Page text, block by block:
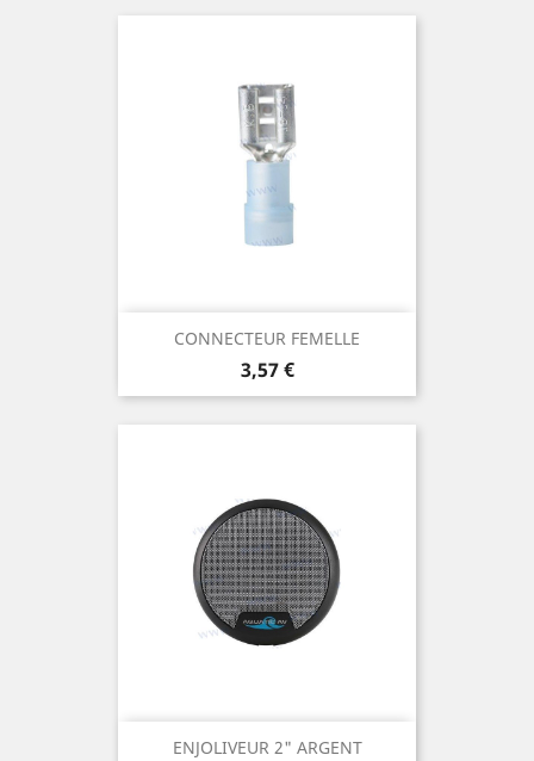
CONNECTEUR FEMELLE
Prix
3,57 €
ENJOLIVEUR 2" ARGENT